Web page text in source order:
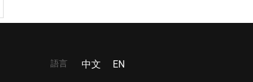
語言 中文 EN